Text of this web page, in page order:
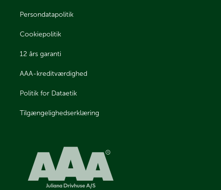
Persondatapolitik
Cookiepolitik
12 års garanti
AAA-kreditværdighed
Politik for Dataetik
Tilgængelighedserklæring